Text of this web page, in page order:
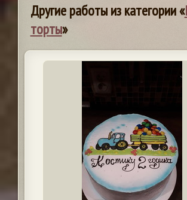
Другие работы из категории «
торты»